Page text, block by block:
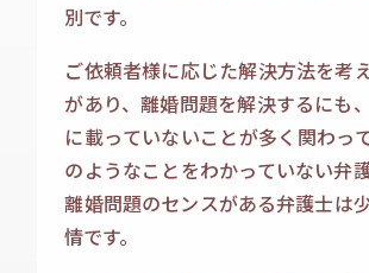
別です。
ご依頼者様に応じた解決方法を考
があり、離婚問題を解決するにも
に載っていないことが多く関わっ
のようなことをわかっていない弁
離婚問題のセンスがある弁護士は
情です。